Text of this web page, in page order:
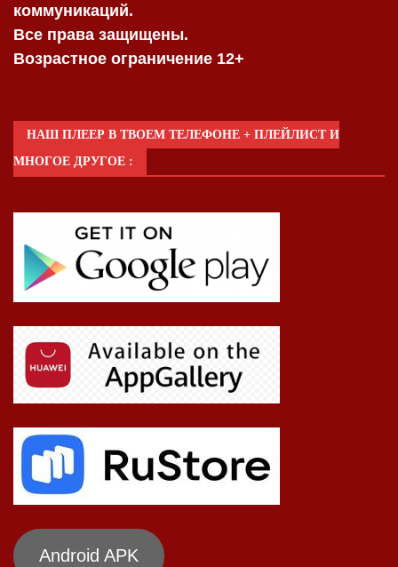
коммуникаций.
Все права защищены.
Возрастное ограничение 12+
НАШ ПЛЕЕР В ТВОЕМ ТЕЛЕФОНЕ + ПЛЕЙЛИСТ И
МНОГОЕ ДРУГОЕ :
Android APK